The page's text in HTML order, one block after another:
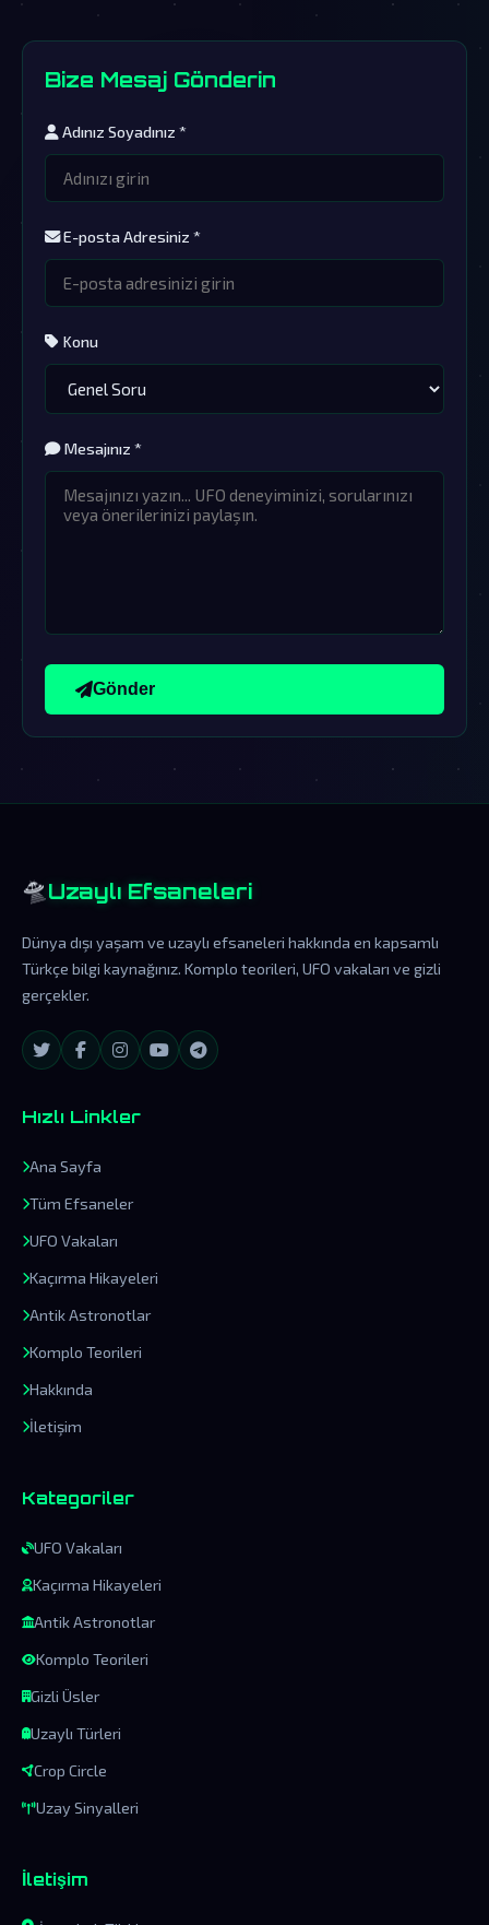
Bize Mesaj Gönderin
Adınız Soyadınız *
E-posta Adresiniz *
Konu
Mesajınız *
Gönder
🛸Uzaylı Efsaneleri
Dünya dışı yaşam ve uzaylı efsaneleri hakkında en kapsamlı
Türkçe bilgi kaynağınız. Komplo teorileri, UFO vakaları ve gizli
gerçekler.
Hızlı Linkler
Ana Sayfa
Tüm Efsaneler
UFO Vakaları
Kaçırma Hikayeleri
Antik Astronotlar
Komplo Teorileri
Hakkında
İletişim
Kategoriler
UFO Vakaları
Kaçırma Hikayeleri
Antik Astronotlar
Komplo Teorileri
Gizli Üsler
Uzaylı Türleri
Crop Circle
Uzay Sinyalleri
İletişim